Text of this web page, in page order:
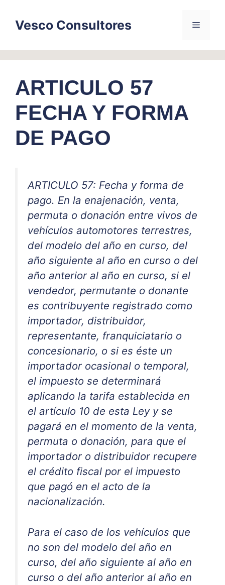
contentVesco Consultores Menu
ARTICULO 57
FECHA Y FORMA
DE PAGO
ARTICULO 57: Fecha y forma de
pago. En la enajenación, venta,
permuta o donación entre vivos de
vehículos automotores terrestres,
del modelo del año en curso, del
año siguiente al año en curso o del
año anterior al año en curso, si el
vendedor, permutante o donante
es contribuyente registrado como
importador, distribuidor,
representante, franquiciatario o
concesionario, o si es éste un
importador ocasional o temporal,
el impuesto se determinará
aplicando la tarifa establecida en
el artículo 10 de esta Ley y se
pagará en el momento de la venta,
permuta o donación, para que el
importador o distribuidor recupere
el crédito fiscal por el impuesto
que pagó en el acto de la
nacionalización.
Para el caso de los vehículos que
no son del modelo del año en
curso, del año siguiente al año en
curso o del año anterior al año en